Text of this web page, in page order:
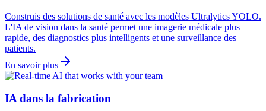
Construis des solutions de santé avec les modèles Ultralytics YOLO.
L'IA de vision dans la santé permet une imagerie médicale plus
rapide, des diagnostics plus intelligents et une surveillance des
patients.
En savoir plus
IA dans la fabrication